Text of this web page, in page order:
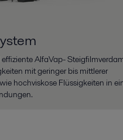
AlfaVap-
mit geringer bis mittlerer
hochviskose Flüssigkeiten in